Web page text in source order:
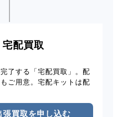
宅配買取
了する「宅配買取」。配
ご用意。宅配キットは配
張買取を申し込む